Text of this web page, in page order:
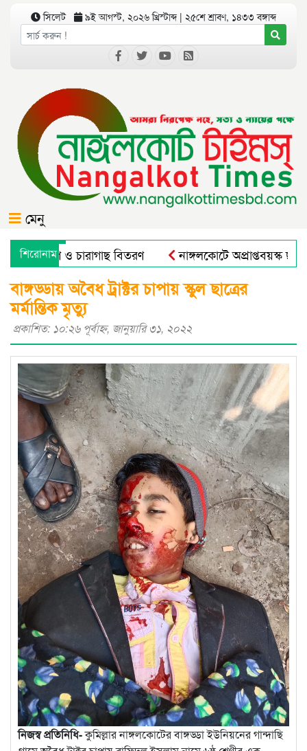
সিলেট ৯ই আগস্ট, ২০২৬ খ্রিস্টাব্দ | ২৫শে শ্রাবণ, ১৪৩৩ বঙ্গাব্দ
মেনু
শিরোনামও চারাগাছ বিতরণ
নাঙ্গলকোটে অপ্রাপ্তবয়স্ক
এন্ড রুরাল ট্রান্সফরমেশন ফর নিউট্রিশন, এন্টারপ্রেনরশিপ এন্ড
বাঙ্গড্ডায় অবৈধ ট্রাক্টর চাপায় স্কুল ছাত্রের
মর্মান্তিক মৃত্যু
প্রকাশিত: ১০:২৬ পূর্বাহ্ণ, জানুয়ারি ৩১, ২০২২
নিজস্ব প্রতিনিধি-কুমিল্লার নাঙ্গলকোটের বাঙ্গড্ডা ইউনিয়নের গান্দাছি